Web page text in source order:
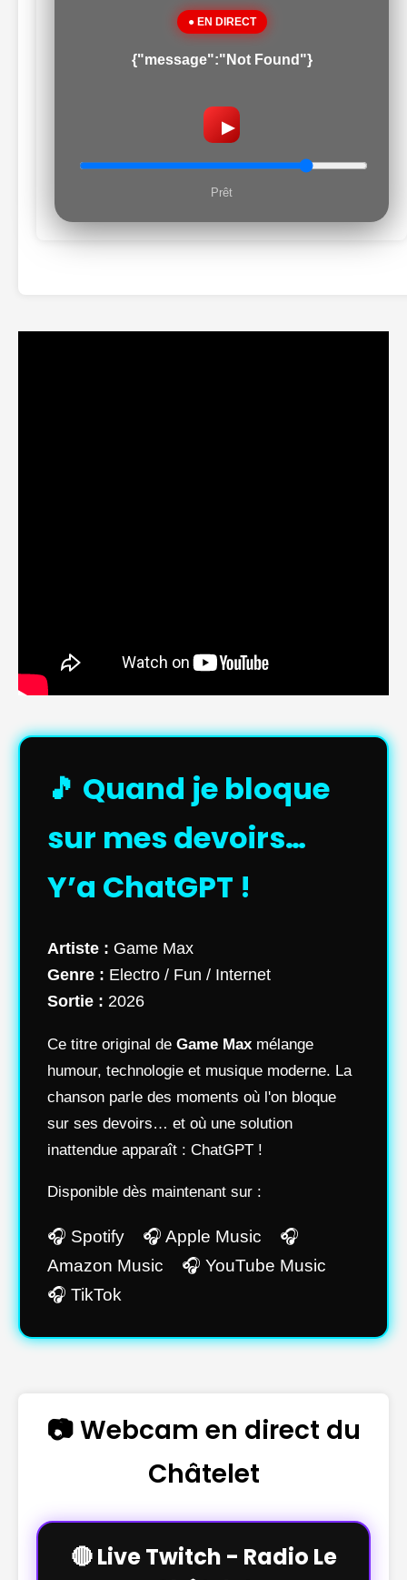
● EN DIRECT
{"message":"Not Found"}
▶
Prêt
🎵 Quand je bloque
sur mes devoirs…
Y’a ChatGPT !
Artiste : Game Max
Genre : Electro / Fun / Internet
Sortie : 2026
Ce titre original de Game Max mélange
humour, technologie et musique moderne. La
chanson parle des moments où l'on bloque
sur ses devoirs… et où une solution
inattendue apparaît : ChatGPT !
Disponible dès maintenant sur :
🎧 Spotify 🎧 Apple Music 🎧
Amazon Music 🎧 YouTube Music
🎧 TikTok
📷 Webcam en direct du
Châtelet
🔴 Live Twitch - Radio Le